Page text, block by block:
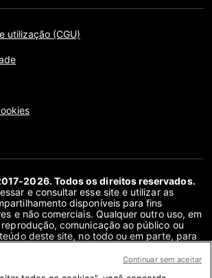
utilização (CGU)
2026. Todos os direitos reservados.
e consultar esse site e utilizar as
disponíveis para fins
e não comerciais. Qualquer outro uso, em
comunicação ao público ou
deste site, no todo ou em parte, para
específico assinado com a AFP, éContinuar sem aceitar